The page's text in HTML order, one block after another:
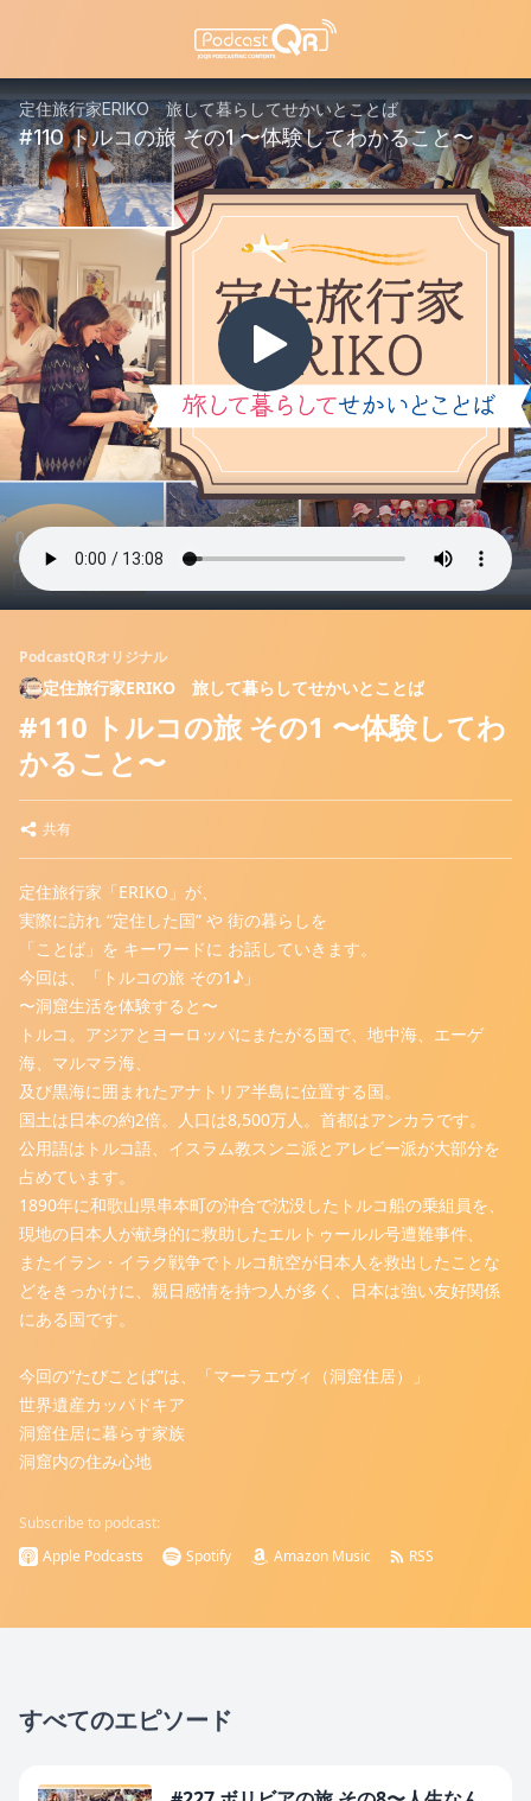
PodcastQRオリジナル
定住旅行家ERIKO 旅して暮らしてせかいとことば
#110 トルコの旅 その1 〜体験してわ
かること〜
共有
定住旅行家「ERIKO」が、
実際に訪れ “定住した国” や 街の暮らしを
「ことば」を キーワードに お話していきます。
今回は、「トルコの旅 その1♪」
〜洞窟生活を体験すると〜
トルコ。アジアとヨーロッパにまたがる国で、地中海、エーゲ
海、マルマラ海、
及び黒海に囲まれたアナトリア半島に位置する国。
国土は日本の約2倍。人口は8,500万人。首都はアンカラです。
公用語はトルコ語、イスラム教スンニ派とアレビー派が大部分を
占めています。
1890年に和歌山県串本町の沖合で沈没したトルコ船の乗組員を、
現地の日本人が献身的に救助したエルトゥールル号遭難事件、
またイラン・イラク戦争でトルコ航空が日本人を救出したことな
どをきっかけに、親日感情を持つ人が多く、日本は強い友好関係
にある国です。
今回の“たびことば”は、「マーラエヴィ（洞窟住居）」
世界遺産カッパドキア
洞窟住居に暮らす家族
洞窟内の住み心地
Subscribe to podcast:
Apple Podcasts
Spotify Amazon Music RSS
すべてのエピソード